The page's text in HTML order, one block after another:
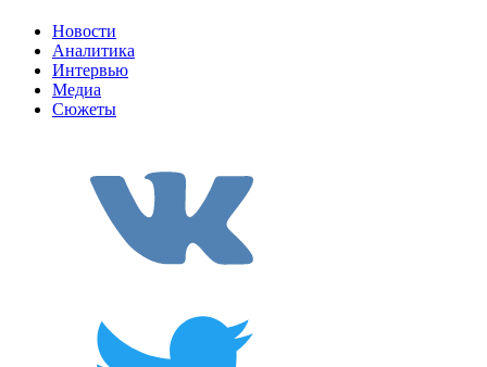
Новости
Аналитика
Интервью
Медиа
Сюжеты